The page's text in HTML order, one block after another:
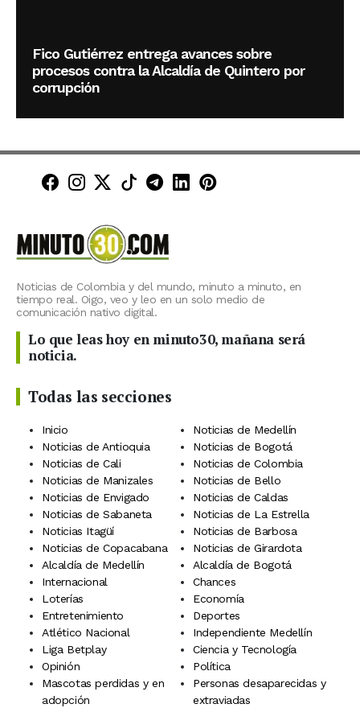
Fico Gutiérrez entrega avances sobre
procesos contra la Alcaldía de Quintero por
corrupción
Minuto30 en Facebook
Minuto30 en Instagram
Minuto30 en X (Twitter)
Minuto30 en TikTok
Canal de Minuto30 en
Minuto30 en LinkedIn
Minuto30 en
Noticias de Colombia y del mundo, minuto a minuto, en
tiempo real. Oigo, veo y leo en un solo medio de
comunicación nativo digital.
Lo que leas hoy en minuto30, mañana será
noticia.
Todas las secciones
Inicio
Noticias de Medellín
Noticias de Antioquia
Noticias de Bogotá
Noticias de Cali
Noticias de Colombia
Noticias de Manizales
Noticias de Bello
Noticias de Envigado
Noticias de Caldas
Noticias de Sabaneta
Noticias de La Estrella
Noticias Itagüí
Noticias de Barbosa
Noticias de Copacabana
Noticias de Girardota
Alcaldía de Medellín
Alcaldía de Bogotá
Internacional
Chances
Loterías
Economía
Entretenimiento
Deportes
Atlético Nacional
Independiente Medellín
Liga Betplay
Ciencia y Tecnología
Opinión
Política
Mascotas perdidas y en
adopción
Personas desaparecidas y
extraviadas